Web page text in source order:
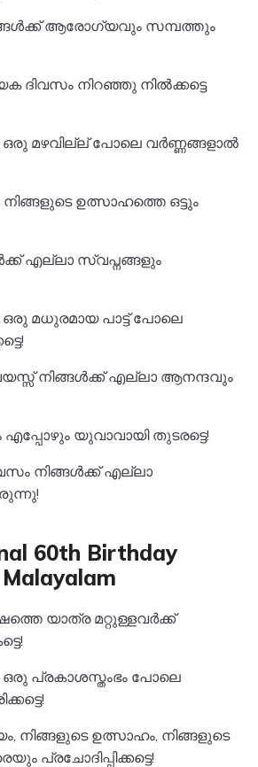
ആരോഗ്യവും സമ്പത്തും
ദിവസം നിറഞ്ഞു നിൽക്കട്ടെ
ഒരു മഴവില്ല് പോലെ വർണ്ണങ്ങളാൽ
ഉത്സാഹത്തെ ഒട്ടും
എല്ലാ സ്വപ്നങ്ങളും
ഒരു മധുരമായ പാട്ട് പോലെ
വയസ്സ് നിങ്ങൾക്ക് എല്ലാ ആനന്ദവും
യുവാവായി തുടരട്ടെ!
നിങ്ങൾക്ക് എല്ലാ
60th Birthday
യാത്ര മറ്റുള്ളവർക്ക്
ഒരു പ്രകാശസ്തംഭം പോലെ
നിങ്ങളുടെ ഉത്സാഹം, നിങ്ങളുടെ
പ്രചോദിപ്പിക്കട്ടെ!